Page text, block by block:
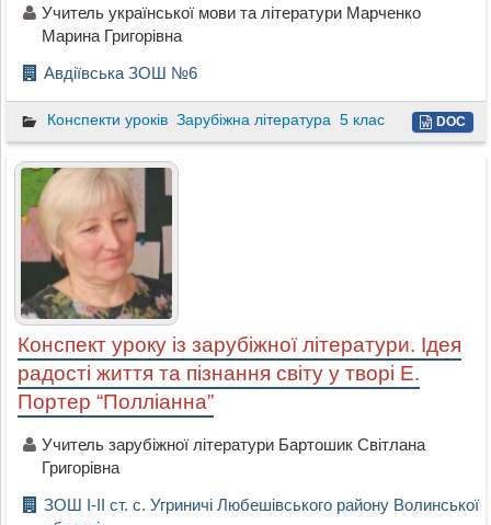
Учитель української мови та літератури Марченко
Марина Григорівна
Авдіївська ЗОШ №6
Конспекти уроків Зарубіжна література 5 клас DOC
Конспект уроку із зарубіжної літератури. Ідея
радості життя та пізнання світу у творі Е.
Портер “Полліанна”
Учитель зарубіжної літератури Бартошик Світлана
Григорівна
ЗОШ І-ІІ ст. с. Угриничі Любешівського району Волинської